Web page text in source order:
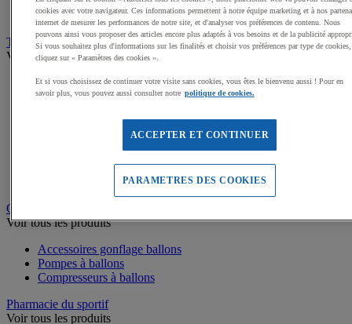
Podiums de sport
Transport et Rangement
Voir tous les produits
Sacs et Filets à ballons
Chariots de manutention
Bacs de rangement
Armoires de rangement
Rangement Sportif
Gonflage et entretien des ballons
Voir tous les produits
Accessoires gonflage ballons
Pompes à ballons
Compresseurs à ballons
Pharmacie du sportif
Voir tous les produits
cookies avec votre navigateur. Ces informations permettent à notre équipe marketing et à nos
internet de mesurer les performances de notre site, et d'analyser vos préférences de contenu. Nous
pouvons ainsi vous proposer des articles encore plus adaptés à vos besoins et de la publicité
Si vous souhaitez plus d'informations sur les finalités et choisir vos préférences par type de cookies,
cliquez sur « Paramètres des cookies ».
Et si vous choisissez de continuer votre visite sans cookies, vous êtes le bienvenu aussi ! Pour en
savoir plus, vous pouvez aussi consulter notre politique de cookies.
ACCEPTER ET CONTINUER
PARAMETRES DES COOKIES